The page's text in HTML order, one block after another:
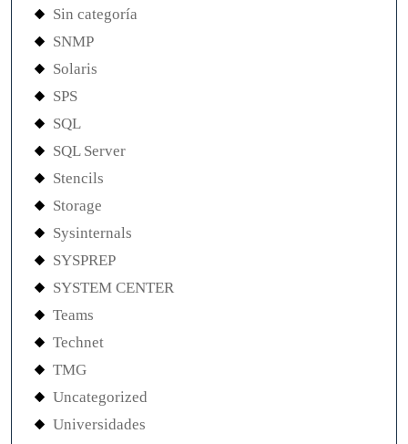
Sin categoría
SNMP
Solaris
SPS
SQL
SQL Server
Stencils
Storage
Sysinternals
SYSPREP
SYSTEM CENTER
Teams
Technet
TMG
Uncategorized
Universidades